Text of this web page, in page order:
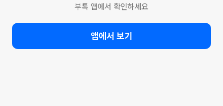
부톡 앱에서 확인하세요
앱에서 보기